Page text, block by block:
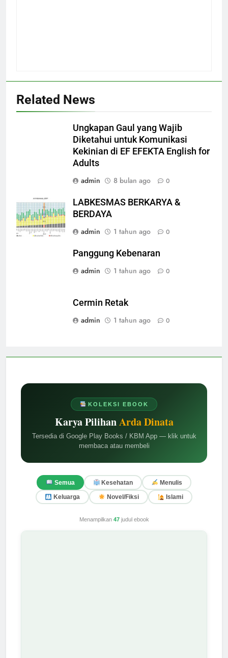
KOLEKSI EBOOK
Karya PilihanArda Dinata
Tersedia di Google Play Books / KBM App — klik untuk
membaca atau membeli
Semua Kesehatan Menulis
Keluarga Novel/Fiksi Islami
Menampilkan 47judul ebook
Related News
Ungkapan Gaul yang Wajib
Diketahui untuk Komunikasi
Kekinian di EF EFEKTA English for
Adults
admin
8 bulan ago 0
LABKESMAS BERKARYA &
BERDAYA
admin
1 tahun ago 0
Panggung Kebenaran
admin
1 tahun ago 0
Cermin Retak
admin
1 tahun ago 0